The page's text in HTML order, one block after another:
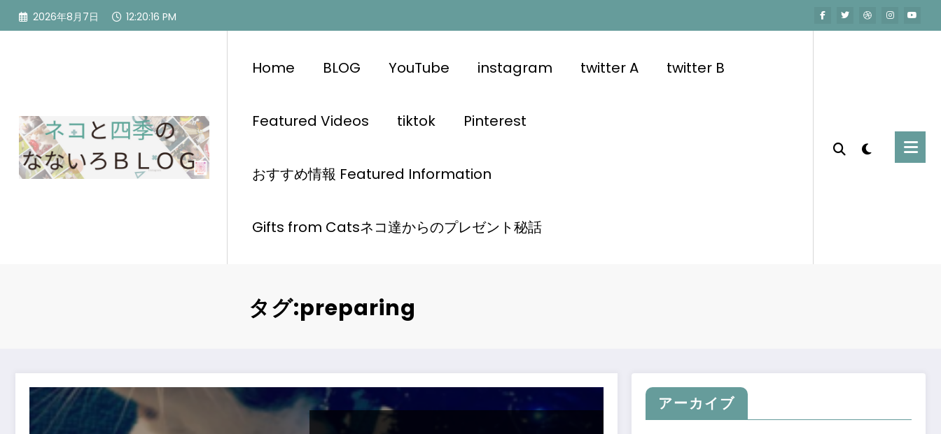
2026年8月7日 12:20:17 PM
Home BLOG YouTube instagram twitter A twitter B
Featured Videos tiktok Pinterest
おすすめ情報 Featured Information
Gifts from Catsネコ達からのプレゼント秘話
タグ:preparing
ネコとクリスマスの準備中 Preparing the Cat and Christmas アーカイブ